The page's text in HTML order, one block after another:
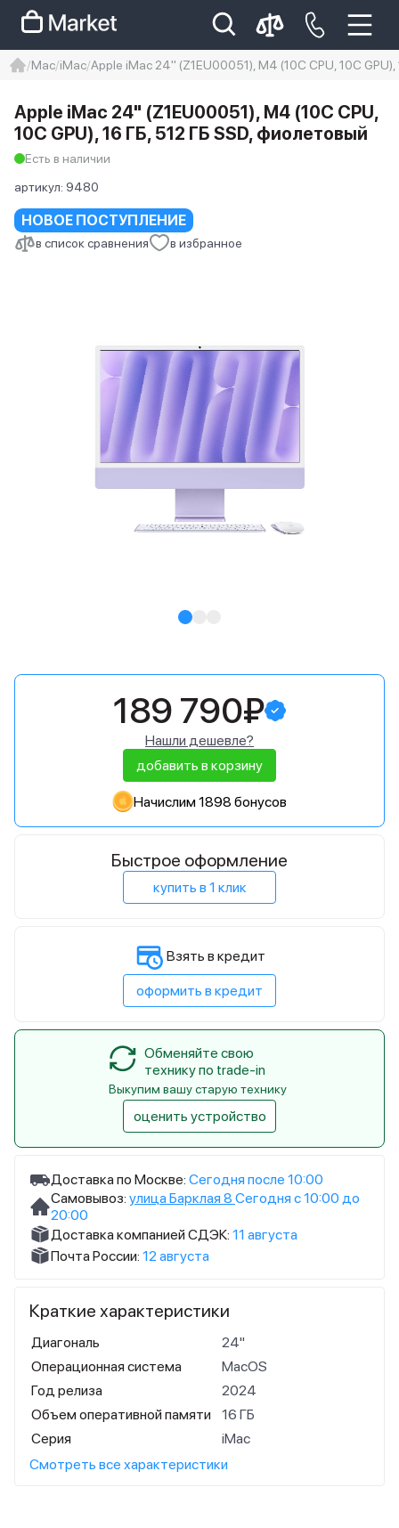
Iphone 14 pro max
айфон 14
Mac iMac Apple iMac 24" (Z1EU00051), M4 (10C CPU, 10C
НОВОЕ ПОСТУПЛЕНИЕ
в список сравнения в избранное
Apple iMac 24" (Z1EU00051), M4 (10C CPU,
10C GPU), 16 ГБ, 512 ГБ SSD, фиолетовый
Есть в наличии
артикул: 9480
Доставка по Москве: Сегодня после 10:00
Самовывоз: улица Барклая 8 Сегодня с 10:00 до
20:00
Доставка компанией СДЭК: 11 августа
Почта России: 12 августа
Краткие характеристики
Диагональ
24"
Операционная система
MacOS
Год релиза
2024
Объем оперативной памяти
16 ГБ
Серия
iMac
Смотреть все характеристики
189 790₽
Нашли дешевле?
добавить в корзину
Начислим 1898 бонусов
Быстрое оформление
купить в 1 клик
Взять в кредит
оформить в кредит
Обменяйте свою
технику по trade-in
Выкупим вашу старую технику
оценить устройство